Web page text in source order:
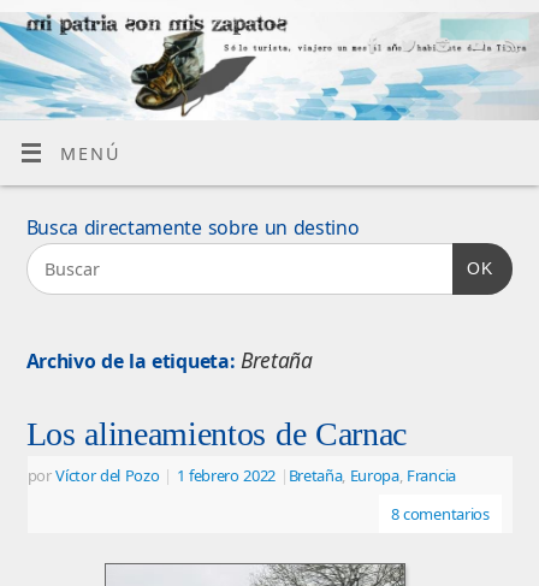
MENÚ
Busca directamente sobre un destino
OK
Archivo de la etiqueta: Bretaña
Los alineamientos de Carnac
porVíctor del Pozo | 1 febrero 2022 | Bretaña, Europa, Francia
8 comentarios